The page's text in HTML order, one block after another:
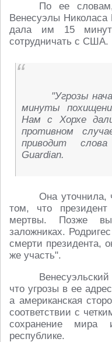
По ее
Венесуэлы Николаса
дала им 15
сотрудничать с США.
"Угрозы
минуты
Нам с Хорхе
противном
приводит
Guardian.
Она уточнила,
том, что
мертвы. Позже
заложниках.
смерти президента,
же участь".
что угрозы в ее
а американская
соответствии с
сохранение мира
республике.